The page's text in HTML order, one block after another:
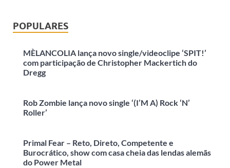
POPULARES
MÈLANCOLIA lança novo single/videoclipe ‘SPIT!’
com participação de Christopher Mackertich do
Dregg
Rob Zombie lança novo single ‘(I’M A) Rock ‘N’
Roller’
Primal Fear – Reto, Direto, Competente e
Burocrático, show com casa cheia das lendas alemãs
do Power Metal